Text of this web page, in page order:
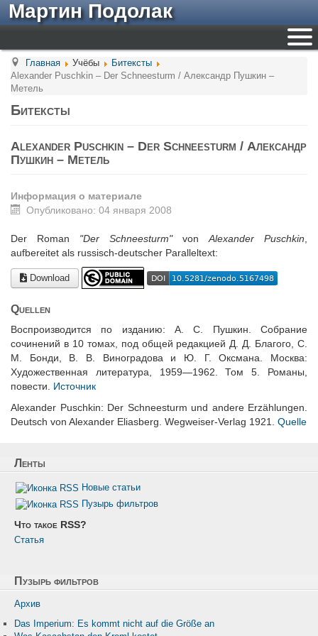
Мартин Подолак
Главная Учёбы
Битексты
Alexander Puschkin – Der Schneesturm / Александр Пушкин –
Метель
Битексты
Alexander Puschkin – Der Schneesturm / Александр
Пушкин – Метель
Информация о материале
Опубликовано: 04 января 2008
Der Roman "Der Schneesturm"von Alexander Puschkin
aufbereitet als russisch-deutscher Paralleltext:
Download
Quellen
Воспроизводится по изданию: А. С. Пушкин. Собрание
сочинений в 10 томах, под общей редакцией Д. Д. Благого, С.
М. Бонди, В. В. Виноградова и Ю. Г. Оксмана. Москва:
Художественная литература, 1959—1962. Том 5. Романы,
повести. Источник
Alexander Puschkin: Der Schneesturm und andere Erzählungen.
Deutsch von Alexander Eliasberg. Wegweiser-Verlag 1921. Quelle
Ленты
Новые статьи
Пузырь фильтров
Что такое RSS?
Статья
Пузырь фильтров
Архив
Das Imperium: Es kommt nicht auf die Größe an